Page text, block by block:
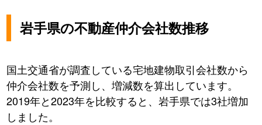
岩手県の不動産仲介会社数推移
国土交通省が調査している宅地建物取引会社数から
仲介会社数を予測し、増減数を算出しています。
2019年と2023年を比較すると、岩手県では3社増加
しました。